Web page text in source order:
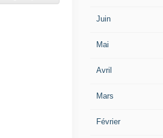
Juin
Mai
Avril
Mars
Février